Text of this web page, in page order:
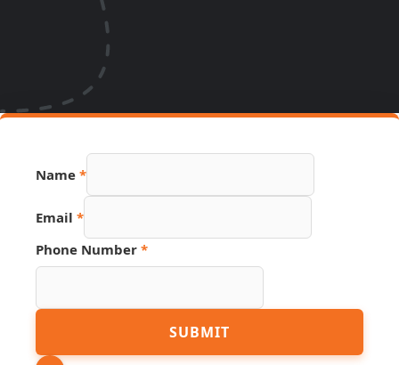
Name *
Email *
Phone Number *
Hidden
Name
SUBMIT